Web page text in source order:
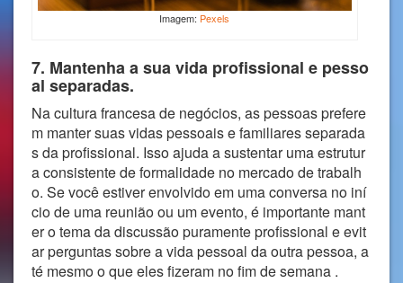
Imagem: Pexels
7. Mantenha a sua vida profissional e pesso
al separadas.
Na cultura francesa de negócios, as pessoas prefere
m manter suas vidas pessoais e familiares separada
s da profissional. Isso ajuda a sustentar uma estrutur
a consistente de formalidade no mercado de trabalh
o. Se você estiver envolvido em uma conversa no iní
cio de uma reunião ou um evento, é importante mant
er o tema da discussão puramente profissional e evit
ar perguntas sobre a vida pessoal da outra pessoa, a
té mesmo o que eles fizeram no fim de semana .